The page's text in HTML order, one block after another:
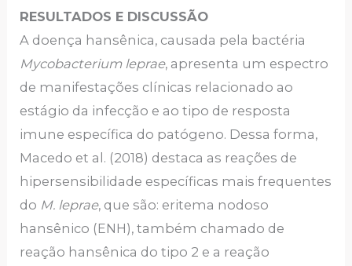
RESULTADOS E DISCUSSÃO
A doença hansênica, causada pela bactéria
Mycobacterium leprae, apresenta um espectro
de manifestações clínicas relacionado ao
estágio da infecção e ao tipo de resposta
imune específica do patógeno. Dessa forma,
Macedo et al. (2018) destaca as reações de
hipersensibilidade específicas mais frequentes
do M. leprae, que são: eritema nodoso
hansênico (ENH), também chamado de
reação hansênica do tipo 2 e a reação